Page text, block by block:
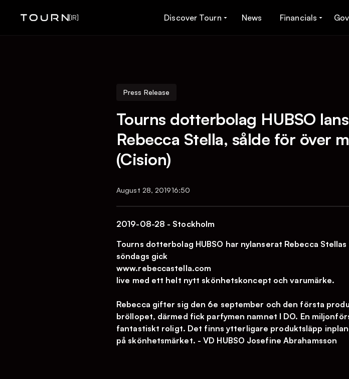
[IR] Discover Tourn News Financials
Press Release
Tourns dotterbolag HUBSO
Rebecca Stella, sålde för över
(Cision)
August 28, 201916:50
2019-08-28 - Stockholm
Tourns dotterbolag HUBSO har nylanserat Rebecca
söndags gick
www.rebeccastella.com
live med ett helt nytt skönhetskoncept och varumärke.
Rebecca gifter sig den 6e september och den första
bröllopet, därmed fick parfymen namnet I DO. En
fantastiskt roligt. Det finns ytterligare produktsläpp
på skönhetsmärket. - VD HUBSO Josefine Abrahamsson